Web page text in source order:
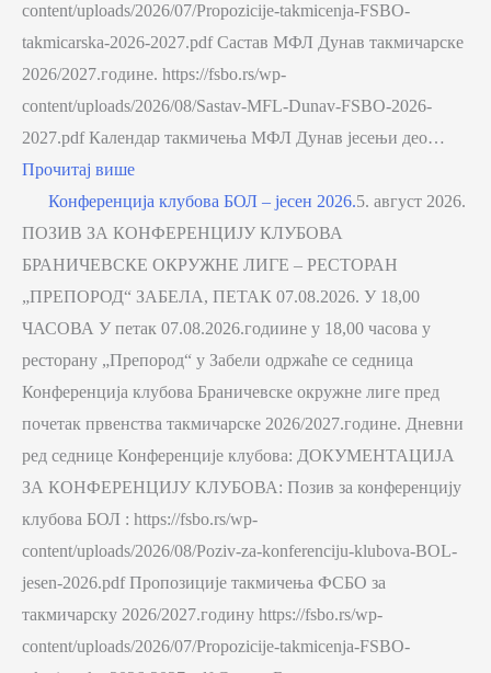
content/uploads/2026/07/Propozicije-takmicenja-FSBO-
takmicarska-2026-2027.pdf Састав МФЛ Дунав такмичарске
2026/2027.године. https://fsbo.rs/wp-
content/uploads/2026/08/Sastav-MFL-Dunav-FSBO-2026-
2027.pdf Календар такмичења МФЛ Дунав јесењи део…
Прочитај више
Конференција клубова БОЛ – јесен 2026.5. август 2026.
ПОЗИВ ЗА КОНФЕРЕНЦИЈУ КЛУБОВА
БРАНИЧЕВСКЕ ОКРУЖНЕ ЛИГЕ – РЕСТОРАН
„ПРЕПОРОД“ ЗАБЕЛА, ПЕТАК 07.08.2026. У 18,00
ЧАСОВА У петак 07.08.2026.годиине у 18,00 часова у
ресторану „Препород“ у Забели одржаће се седница
Конференција клубова Браничевске окружне лиге пред
почетак првенства такмичарске 2026/2027.године. Дневни
ред седнице Конференције клубова: ДОКУМЕНТАЦИЈА
ЗА КОНФЕРЕНЦИЈУ КЛУБОВА: Позив за конференцију
клубова БОЛ : https://fsbo.rs/wp-
content/uploads/2026/08/Poziv-za-konferenciju-klubova-BOL-
jesen-2026.pdf Пропозиције такмичења ФСБО за
такмичарску 2026/2027.годину https://fsbo.rs/wp-
content/uploads/2026/07/Propozicije-takmicenja-FSBO-